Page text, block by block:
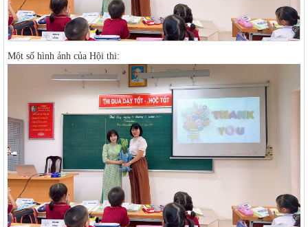
Một số hình ảnh của Hội thi: